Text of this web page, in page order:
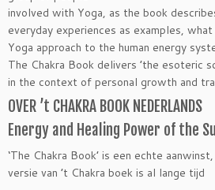
involved with Yoga, as the book
everyday experiences as examples,
Yoga approach to the human energy
The Chakra Book delivers ’the esoteric
in the context of personal growth and
OVER ’t CHAKRA BOOK NEDERLANDS
Energy and Healing Power of the
‘The Chakra Book’ is een echte
versie van ’t Chakra boek is al lange tijd